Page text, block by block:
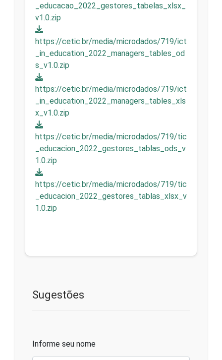
_educacao_2022_gestores_tabelas_xlsx_
v1.0.zip
https://cetic.br/media/microdados/719/ict
_in_education_2022_managers_tables_od
s_v1.0.zip
https://cetic.br/media/microdados/719/ict
_in_education_2022_managers_tables_xls
x_v1.0.zip
https://cetic.br/media/microdados/719/tic
_educacion_2022_gestores_tablas_ods_v
1.0.zip
https://cetic.br/media/microdados/719/tic
_educacion_2022_gestores_tablas_xlsx_v
1.0.zip
Sugestões
Informe seu nome